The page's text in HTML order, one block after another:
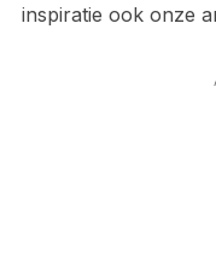
inspiratie ook onze